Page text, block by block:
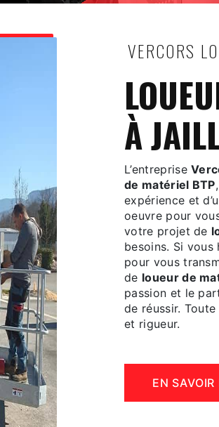
VERCORS
LOUEUR DE MATÉRIEL BTP
À
L’entreprise
de matériel BTP
expérience et
oeuvre pour
votre projet de
besoins. Si vous
pour vous
de loueur de
passion et le
de réussir.
et rigueur.
EN SAVOIR